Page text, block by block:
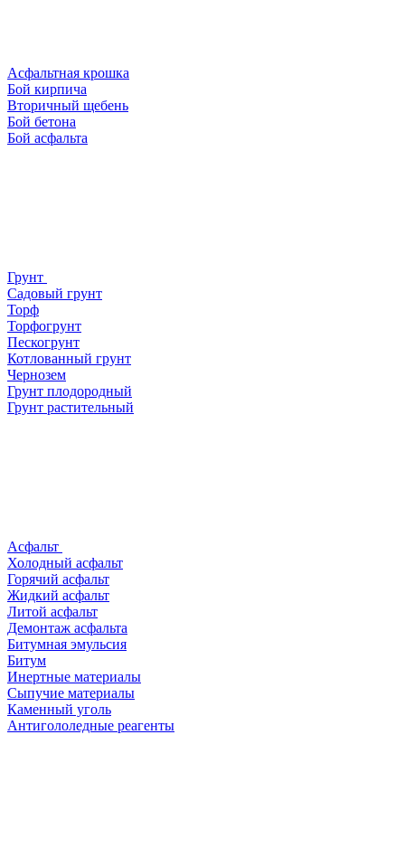
Асфальтная крошка
Бой кирпича
Вторичный щебень
Бой бетона
Бой асфальта
Грунт
Садовый грунт
Торф
Торфогрунт
Пескогрунт
Котлованный грунт
Чернозем
Грунт плодородный
Грунт растительный
Асфальт
Холодный асфальт
Горячий асфальт
Жидкий асфальт
Литой асфальт
Демонтаж асфальта
Битумная эмульсия
Битум
Инертные материалы
Сыпучие материалы
Каменный уголь
Антигололедные реагенты